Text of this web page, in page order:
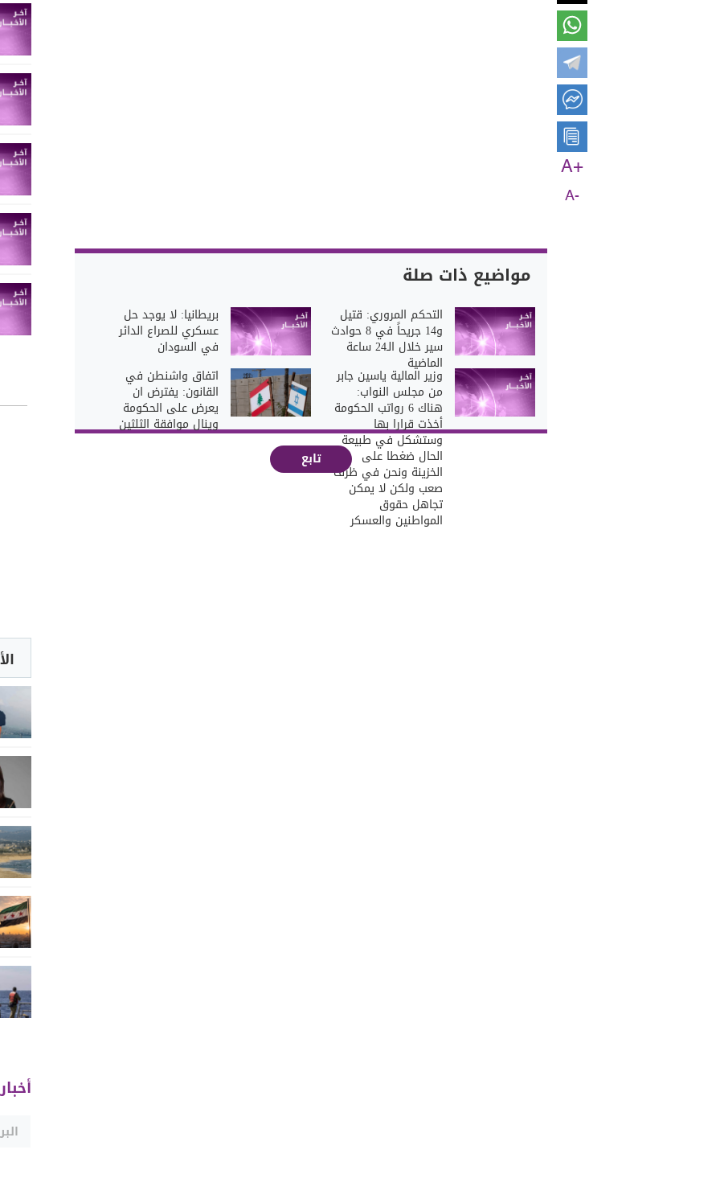
A+
A-
مواضيع ذات صلة
التحكم المروري: قتيل
و14 جريحاً في 8 حوادث
سير خلال الـ24 ساعة
الماضية
بريطانيا: لا يوجد حل
عسكري للصراع الدائر
في السودان
وزير المالية ياسين جابر
من مجلس النواب:
هناك 6 رواتب الحكومة
أخذت قرارا بها
وستشكل في طبيعة
الحال ضغطا على
الخزينة ونحن في ظرف
صعب ولكن لا يمكن
تجاهل حقوق
المواطنين والعسكر
اتفاق واشنطن في
القانون: يفترض ان
يعرض على الحكومة
وينال موافقة الثلثين
تابع